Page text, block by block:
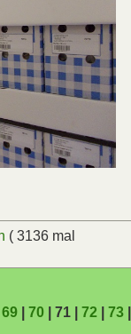
( 3136 mal
69 |70 | 71 |72 |73